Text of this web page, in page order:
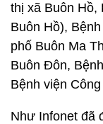
thị xã Buôn Hồ,
Buôn Hồ),
phố Buôn Ma
Buôn Đôn,
Bệnh viện
Như Infonet đã